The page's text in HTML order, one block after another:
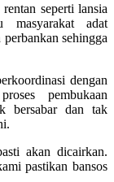
seperti lansia
masyarakat adat
sehingga
dengan
pembukaan
bersabar dan tak
akan dicairkan.
pastikan bansos